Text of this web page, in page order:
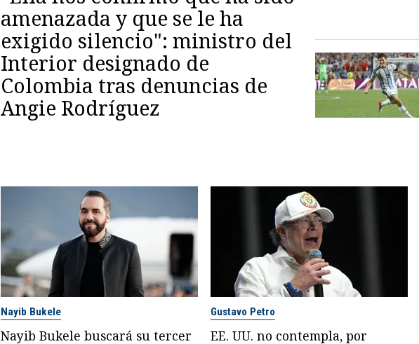
amenazada y que se le ha
exigido silencio": ministro del
Interior designado de
Colombia tras denuncias de
Angie Rodríguez
Nayib Bukele
Nayib Bukele buscará su tercer
Gustavo Petro
EE. UU. no contempla, por